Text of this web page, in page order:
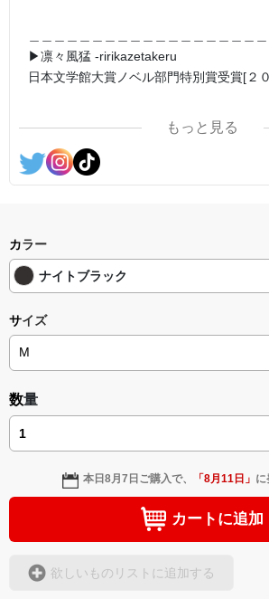
日本語版: https://amzn.asia/d/d7stkOV
英語版: https://amzn.asia/d/8u7Cebe
＿＿＿＿＿＿＿＿＿＿＿＿＿＿＿＿＿＿＿＿
日本語版: https://amzn.asia/d/8oNk92Q
英語版: https://amzn.asia/d/gDGn5nK
＿＿＿＿＿＿＿＿＿＿＿＿＿＿＿＿＿＿＿＿
<グッズシリーズ>
SUZURI ▶︎https://suzuri.jp/ririkazetakeru
挿画&グッズカタログ <デザイン画集:BEST版>
＜著者:挿画作成＞ 凛々風 猛-リリカゼタケル
日本語版: https://amzn.asia/d/fMWTZVg
▶︎小説 [刺すように燃えるような眼差しは] -
＜著者:絵本/挿画作成＞ 凛々風 猛-リリカゼタ
日本語版: https://amzn.asia/d/hMo8oB0
▶︎凛々風猛 -ririkazetakeru
日本文学館大賞ノベル部門特別賞受賞[２
<作品情報:配信中.> -Thank you for your
＿＿＿＿＿＿＿＿＿＿＿＿＿＿＿＿＿＿＿
＜著者 : 作詞＞ 凛々風 猛 -リリカゼタケル
日本語版: https://amzn.asia/d/ipdf8cX
英語版: https://amzn.asia/d/1nwVIb6
▶︎弛まぬ言霊[+挿画50作品版]
＜小説+作詞20曲+挿画50作品>
＜著者: 作詞/挿画作成＞ 凛々風 猛 -リリ
日本語版: https://amzn.asia/d/3czgKs8
英語版: https://amzn.asia/d/bpIME7s
▶︎弛まぬ言霊 <+挿画/スケッチ&塗り絵
-ロードムービー系ミュージカル小説 +作
+挿画スケッチスタイル&塗り絵バージョン-
＜著者/小説:作詞:挿画作成＞
凛々風 猛-リリカゼタケル
もっと見る
カラー
ナイトブラック
サイズ
数量
本日8月7日 ご購入で、 「8月11日 」 に
カートに追加
欲しいものリストに追加する